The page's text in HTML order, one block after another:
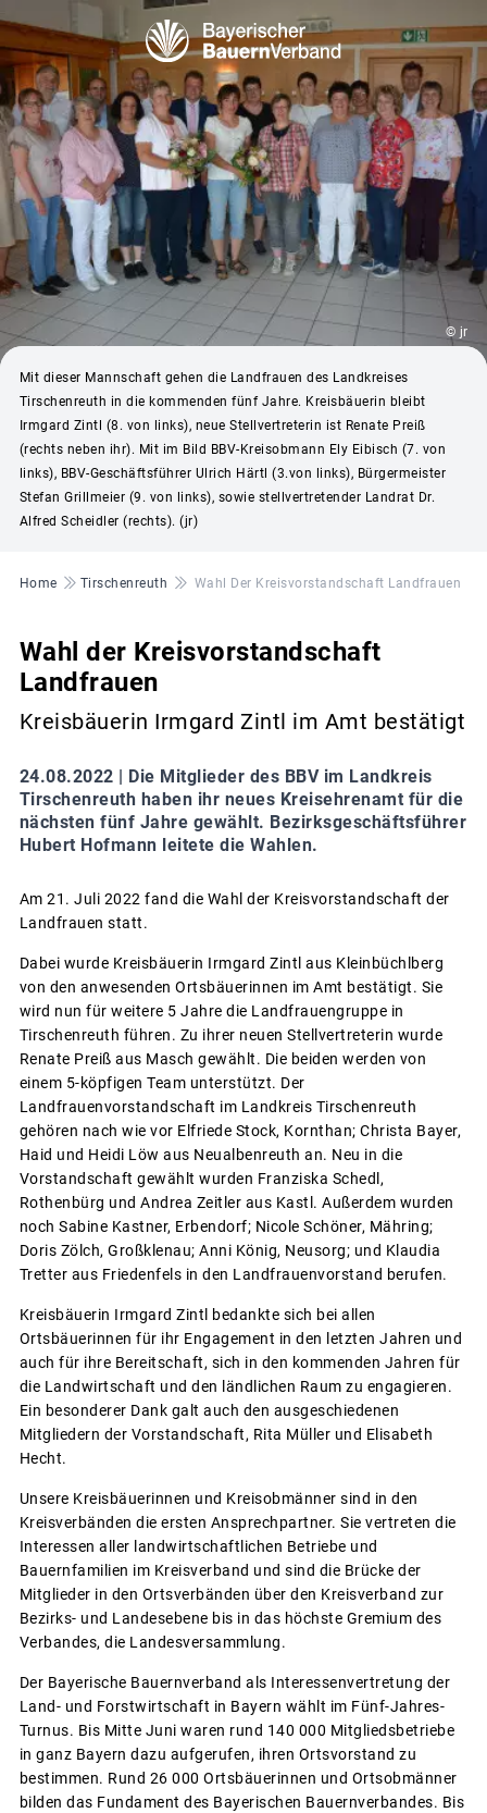
© jr
Mit dieser Mannschaft gehen die Landfrauen des Landkreises
Tirschenreuth in die kommenden fünf Jahre. Kreisbäuerin bleibt
Irmgard Zintl (8. von links), neue Stellvertreterin ist Renate Preiß
(rechts neben ihr). Mit im Bild BBV-Kreisobmann Ely Eibisch (7. von
links), BBV-Geschäftsführer Ulrich Härtl (3.von links), Bürgermeister
Stefan Grillmeier (9. von links), sowie stellvertretender Landrat Dr.
Alfred Scheidler (rechts). (jr)
Pfadnavigation
Home Tirschenreuth Wahl Der Kreisvorstandschaft Landfrauen
Wahl der Kreisvorstandschaft
Landfrauen
Kreisbäuerin Irmgard Zintl im Amt bestätigt
24.08.2022 |
Die Mitglieder des BBV im Landkreis
Tirschenreuth haben ihr neues Kreisehrenamt für die
nächsten fünf Jahre gewählt. Bezirksgeschäftsführer
Hubert Hofmann leitete die Wahlen.
Am 21. Juli 2022 fand die Wahl der Kreisvorstandschaft der
Landfrauen statt.
Dabei wurde Kreisbäuerin Irmgard Zintl aus Kleinbüchlberg
von den anwesenden Ortsbäuerinnen im Amt bestätigt. Sie
wird nun für weitere 5 Jahre die Landfrauengruppe in
Tirschenreuth führen. Zu ihrer neuen Stellvertreterin wurde
Renate Preiß aus Masch gewählt. Die beiden werden von
einem 5-köpfigen Team unterstützt. Der
Landfrauenvorstandschaft im Landkreis Tirschenreuth
gehören nach wie vor Elfriede Stock, Kornthan; Christa Bayer,
Haid und Heidi Löw aus Neualbenreuth an. Neu in die
Vorstandschaft gewählt wurden Franziska Schedl,
Rothenbürg und Andrea Zeitler aus Kastl. Außerdem wurden
noch Sabine Kastner, Erbendorf; Nicole Schöner, Mähring;
Doris Zölch, Großklenau; Anni König, Neusorg; und Klaudia
Tretter aus Friedenfels in den Landfrauenvorstand berufen.
Kreisbäuerin Irmgard Zintl bedankte sich bei allen
Ortsbäuerinnen für ihr Engagement in den letzten Jahren und
auch für ihre Bereitschaft, sich in den kommenden Jahren für
die Landwirtschaft und den ländlichen Raum zu engagieren.
Ein besonderer Dank galt auch den ausgeschiedenen
Mitgliedern der Vorstandschaft, Rita Müller und Elisabeth
Hecht.
Unsere Kreisbäuerinnen und Kreisobmänner sind in den
Kreisverbänden die ersten Ansprechpartner. Sie vertreten die
Interessen aller landwirtschaftlichen Betriebe und
Bauernfamilien im Kreisverband und sind die Brücke der
Mitglieder in den Ortsverbänden über den Kreisverband zur
Bezirks- und Landesebene bis in das höchste Gremium des
Verbandes, die Landesversammlung.
Der Bayerische Bauernverband als Interessenvertretung der
Land- und Forstwirtschaft in Bayern wählt im Fünf-Jahres-
Turnus. Bis Mitte Juni waren rund 140 000 Mitgliedsbetriebe
in ganz Bayern dazu aufgerufen, ihren Ortsvorstand zu
bestimmen. Rund 26 000 Ortsbäuerinnen und Ortsobmänner
bilden das Fundament des Bayerischen Bauernverbandes. Bis